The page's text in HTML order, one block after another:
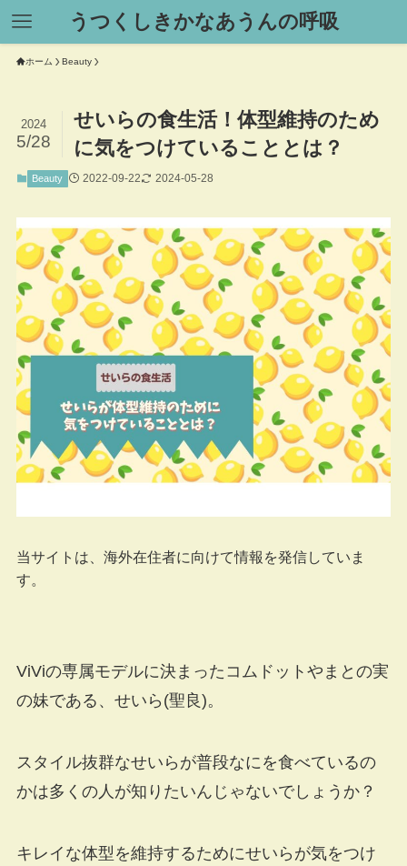
うつくしきかなあうんの呼吸
ホーム Beauty
せいらの食生活！体型維持のため
に気をつけていることとは？
2024
5/28
Beauty 2022-09-22 2024-05-28
当サイトは、海外在住者に向けて情報を発信していま
す。
ViViの専属モデルに決まったコムドットやまとの実
の妹である、せいら(聖良)。
スタイル抜群なせいらが普段なにを食べているの
かは多くの人が知りたいんじゃないでしょうか？
キレイな体型を維持するためにせいらが気をつけ